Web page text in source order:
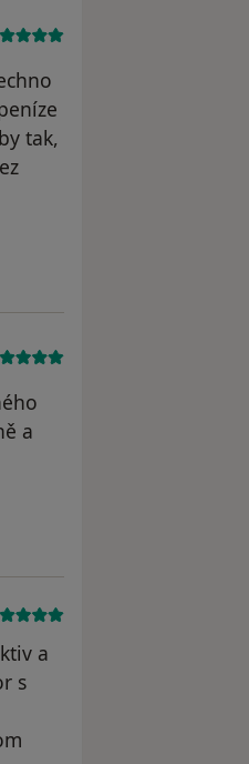
tak,
Gretchen Bee
a
a
s